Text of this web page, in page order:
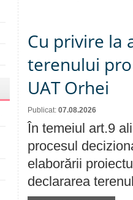
Cu privire la
terenului
UAT Orhei
Publicat: 07.08.2026
În temeiul art.9
procesul
elaborării
declararea